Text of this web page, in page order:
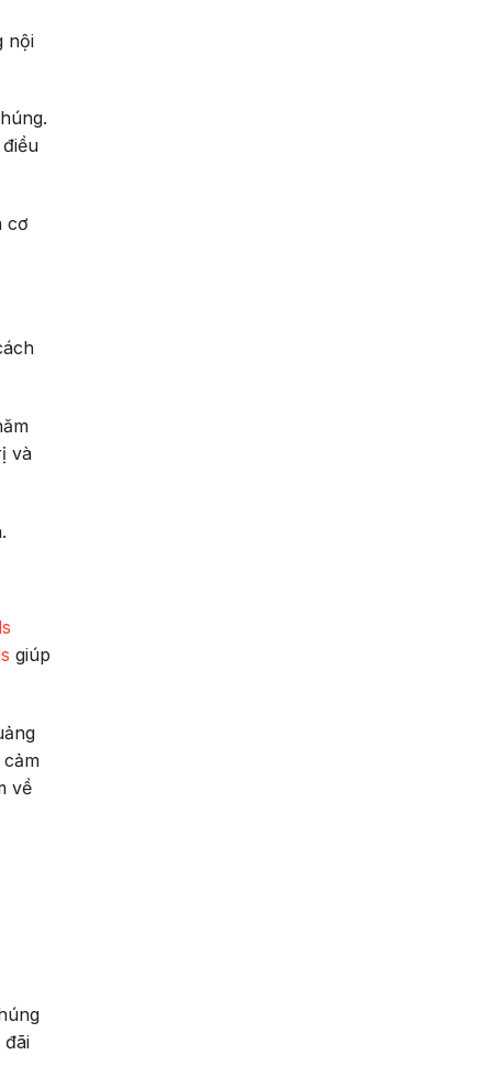
nội
cơ
và
giúp
về
đãi